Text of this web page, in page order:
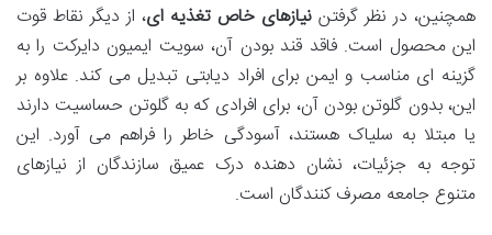
همچنین، در نظر گرفتن نیازهای خاص تغذیه ای، از دیگر نقاط قوت
این محصول است. فاقد قند بودن آن، سویت ایمیون دایرکت را به
گزینه ای مناسب و ایمن برای افراد دیابتی تبدیل می کند. علاوه بر
این، بدون گلوتن بودن آن، برای افرادی که به گلوتن حساسیت دارند
یا مبتلا به سلیاک هستند، آسودگی خاطر را فراهم می آورد. این
توجه به جزئیات، نشان دهنده درک عمیق سازندگان از نیازهای
متنوع جامعه مصرف کنندگان است.